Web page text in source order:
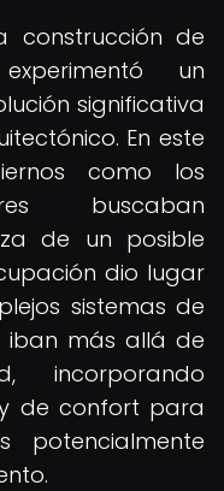
construcción de
un
significativa
En este
como los
buscaban
de un posible
dio lugar
sistemas de
iban más allá de
incorporando
de confort para